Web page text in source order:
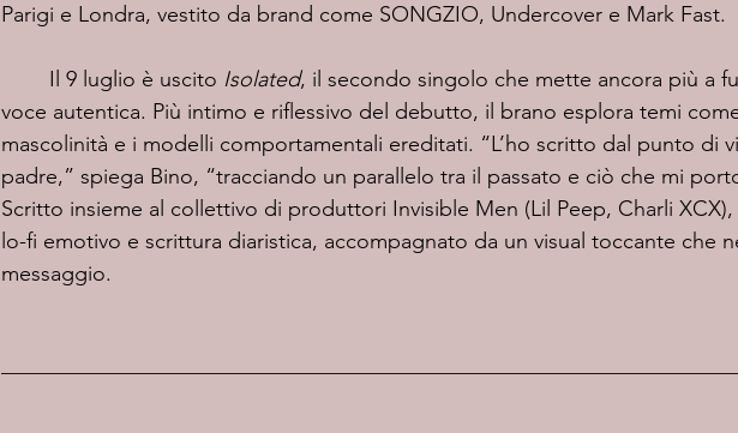
Parigi e Londra, vestito da brand come SONGZIO, Undercover e Mark Fast.
	Il 9 luglio è uscito
Isolated, il secondo singolo che mette ancora più a
voce autentica. Più intimo e riflessivo del debutto, il brano esplora temi
mascolinità e i modelli comportamentali ereditati. “L’ho scritto dal punto di
padre,” spiega Bino, “tracciando un parallelo tra il passato e ciò che mi
Scritto insieme al collettivo di produttori Invisible Men (Lil Peep, Charli XCX),
lo-fi emotivo e scrittura diaristica, accompagnato da un visual toccante che
messaggio.